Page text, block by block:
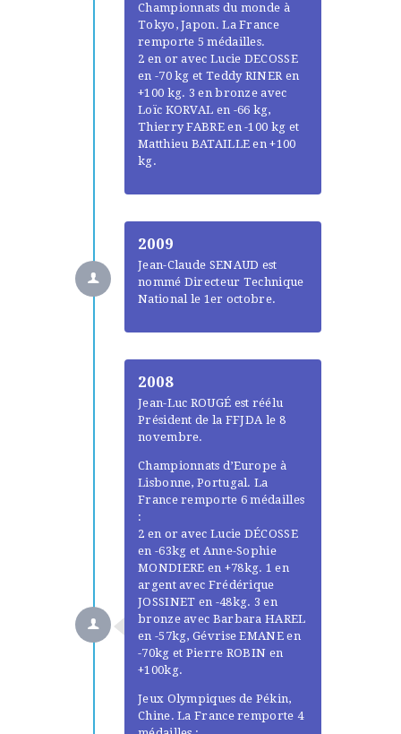
Championnats du monde à
Tokyo, Japon. La France
remporte 5 médailles.
2 en or avec Lucie DECOSSE
en -70 kg et Teddy RINER en
+100 kg. 3 en bronze avec
Loïc KORVAL en -66 kg,
Thierry FABRE en -100 kg et
Matthieu BATAILLE en +100
kg.
2009
Jean-Claude SENAUD est
nommé Directeur Technique
National le 1er octobre.
2008
Jean-Luc ROUGÉ est réélu
Président de la FFJDA le 8
novembre.
Championnats d’Europe à
Lisbonne, Portugal. La
France remporte 6 médailles
:
2 en or avec Lucie DÉCOSSE
en -63kg et Anne-Sophie
MONDIERE en +78kg. 1 en
argent avec Frédérique
JOSSINET en -48kg. 3 en
bronze avec Barbara HAREL
en -57kg, Gévrise EMANE en
-70kg et Pierre ROBIN en
+100kg.
Jeux Olympiques de Pékin,
Chine. La France remporte 4